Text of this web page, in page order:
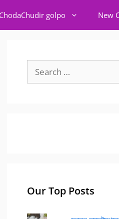
ChodaChudir golpo New
for:
Our Top Posts